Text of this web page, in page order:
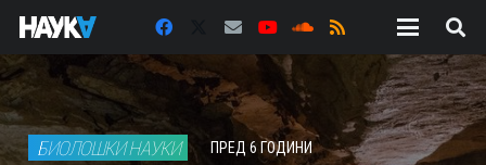
БИОЛОШКИ НАУКИ ПРЕД 6 ГОДИНИ